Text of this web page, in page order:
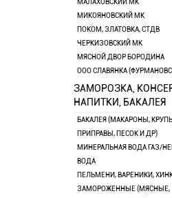
МАЛАХОВСКИЙ МК
МИКОЯНОВСКИЙ МК
ПОКОМ, ЗЛАТОВКА, СТДВ
ЧЕРКИЗОВСКИЙ МК
МЯСНОЙ ДВОР БОРОДИНА
ООО СЛАВЯНКА
ЗАМОРОЗКА,
НАПИТКИ, БАКАЛЕЯ
БАКАЛЕЯ (МАКАРОНЫ,
ПРИПРАВЫ, ПЕСОК И ДР)
МИНЕРАЛЬНАЯ ВОДА ГАЗ/
ВОДА
ПЕЛЬМЕНИ, ВАРЕНИКИ,
ЗАМОРОЖЕННЫЕ (МЯСНЫЕ,